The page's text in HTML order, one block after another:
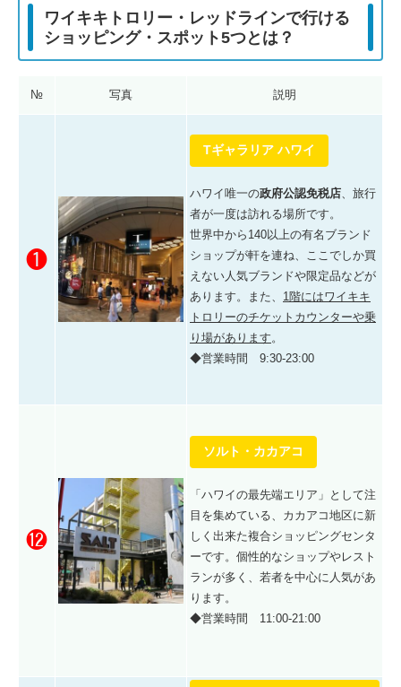
ワイキキトロリー・レッドラインで行ける
ショッピング・スポット5つとは？
№ 写真 説明
❶
Tギャラリア ハワイ
ハワイ唯一の政府公認免税店、 旅行
者が一度は訪れる場所です。
世界中から140以上の有名ブランド
ショップが軒を連ね、ここでしか買
えない人気ブランドや限定品などが
あります。また、 1階にはワイキキ
トロリーのチケットカウンターや乗
り場があります。
◆営業時間 9:30-23:00
⓬
ソルト・カカアコ
「ハワイの最先端エリア」として注
目を集めている、カカアコ地区に新
しく出来た複合ショッピングセンタ
ーです。個性的なショップやレスト
ランが多く、若者を中心に人気があ
ります。
◆営業時間 11:00-21:00